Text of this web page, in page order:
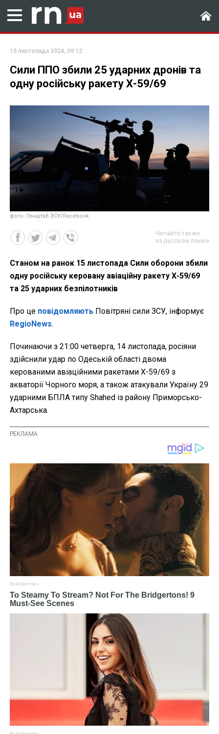
15 листопада 2024, 09:12
Сили ППО збили 25 ударних дронів та
одну російську ракету Х-59/69
фото: Генштаб ЗСУ/Facebook
Читайте также
на русском языке
Станом на ранок 15 листопада Сили оборони збили
одну російську керовану авіаційну ракету Х-59/69
та 25 ударних безпілотників
Про це повідомляють Повітряні сили ЗСУ, інформує
RegioNews.
Починаючи з 21:00 четверга, 14 листопада, росіяни
здійснили удар по Одеській області двома
керованими авіаційними ракетами Х-59/69 з
акваторії Чорного моря, а також атакували Україну 29
ударними БПЛА типу Shahed із району Приморсько-
Ахтарська.